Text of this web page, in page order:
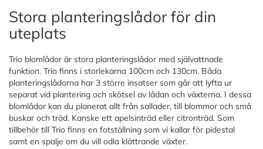
Stora planteringslådor för din
uteplats
Trio blomlådor är stora planteringslådor med självattnade
funktion. Trio finns i storlekarna 100cm och 130cm. Båda
planteringslådorna har 3 större insatser som går att lyfta ur
separat vid plantering och skötsel av lådan och växterna. I dessa
blomlådor kan du planerat allt från sallader, till blommor och små
buskar och träd. Kanske ett apelsinträd eller citronträd. Som
tillbehör till Trio finns en fotställning som vi kallar för pidestal
samt en spalje om du vill odla klättrande växter.